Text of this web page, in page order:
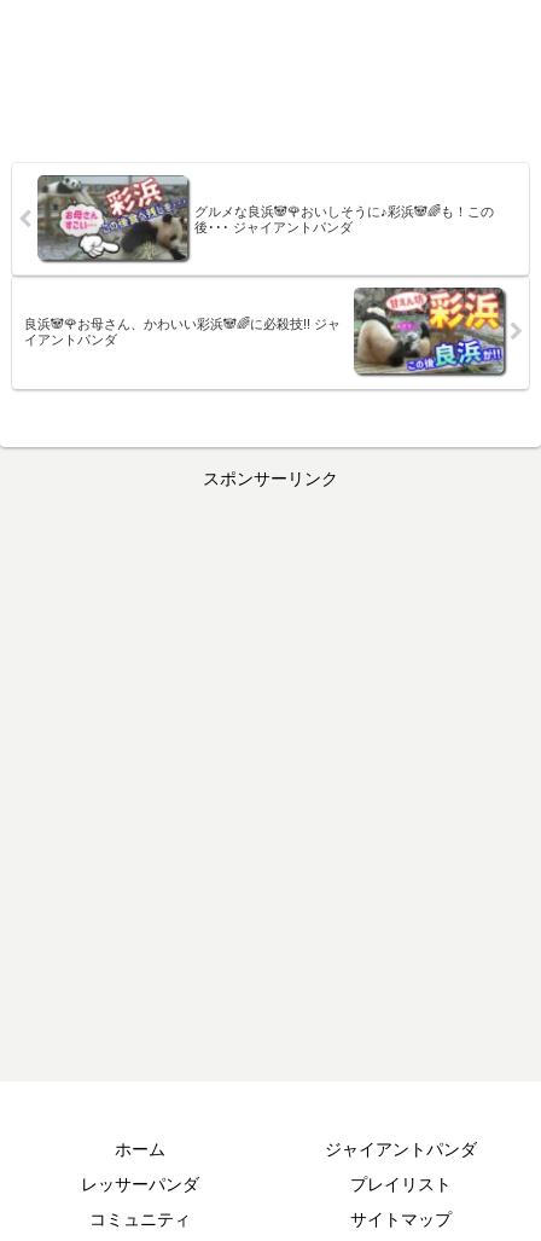
グルメな良浜🐼🌹おいしそうに♪彩浜🐼🌈も！この
後･･･ ジャイアントパンダ
良浜🐼🌹お母さん、かわいい彩浜🐼🌈に必殺技!! ジャ
イアントパンダ
スポンサーリンク
ホーム
ジャイアントパンダ
レッサーパンダ
プレイリスト
コミュニティ
サイトマップ